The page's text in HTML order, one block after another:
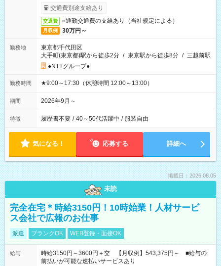
交通費別途支給あり
交通費 ○通勤交通費の支給あり（当社規定による）
月収例 30万円～
勤務地
東京都千代田区
大手町(東京都)駅から徒歩2分 / 東京駅から徒歩8分 / 三越前駅
●NTTグループ●
勤務時間 ★9:00～17:30（休憩時間 12:00～13:00）
期間 2026年9月～
特徴 履歴書不要 / 40～50代活躍中 / 服装自由
気になる！ 応募する 詳細へ
掲載日：2026.08.05
未読
完全在宅＊時給3150円！10時始業！人材サービ
ス会社で広報のお仕事
派遣 ブランクOK WEB登録・面接OK
給与
時給3150円～3600円＋交 【月収例】543,375円～ ■給与の
前払いが可能な速払いサービスあり